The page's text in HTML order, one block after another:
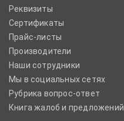
Реквизиты
Сертификаты
Прайс-листы
Производители
Наши сотрудники
Мы в социальных сетях
Рубрика вопрос-ответ
Книга жалоб и предложений